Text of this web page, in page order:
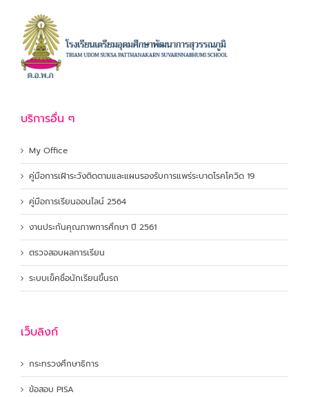
บริการอื่น ๆ
My Office
คู่มือการเฝ้าระวังติดตามและแผนรองรับการแพร่ระบาดโรคโควิด 19
คู่มือการเรียนออนไลน์ 2564
งานประกันคุณภาพการศึกษา ปี 2561
ตรวจสอบผลการเรียน
ระบบเข็คชื่อนักเรียนขึ้นรถ
เว็บลิงก์
กระทรวงศึกษาธิการ
ข้อสอบ PISA